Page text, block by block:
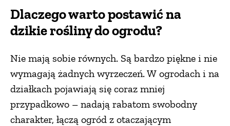
Dlaczego warto postawić na
dzikie rośliny do ogrodu?
Nie mają sobie równych. Są bardzo piękne i nie
wymagają żadnych wyrzeczeń. W ogrodach i na
działkach pojawiają się coraz mniej
przypadkowo – nadają rabatom swobodny
charakter, łączą ogród z otaczającym
RZEMIOSŁO
ZRÓB TO SAM
PRZEPISY